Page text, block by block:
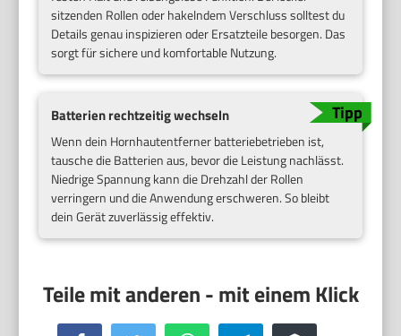
sitzenden Rollen oder hakelndem Verschluss solltest du
Details genau inspizieren oder Ersatzteile besorgen. Das
sorgt für sichere und komfortable Nutzung.
Batterien rechtzeitig wechseln
Wenn dein Hornhautentferner batteriebetrieben ist,
tausche die Batterien aus, bevor die Leistung nachlässt.
Niedrige Spannung kann die Drehzahl der Rollen
verringern und die Anwendung erschweren. So bleibt
dein Gerät zuverlässig effektiv.